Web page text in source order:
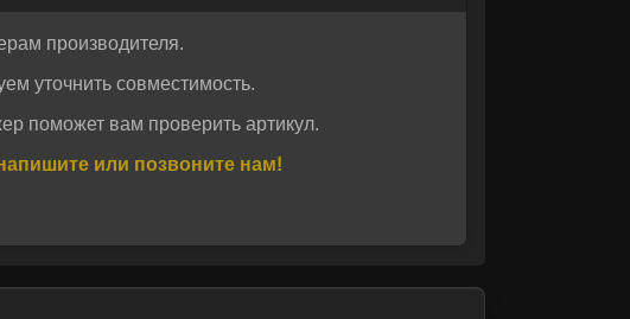
чья продукция широко используется в
приобретенные в нашем интернет-
продукции, исключает риск подделок и
производителя.
уточнить совместимость.
поможет вам проверить артикул.
или позвоните нам!